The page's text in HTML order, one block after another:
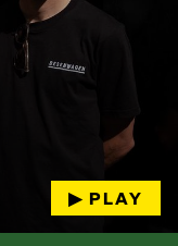
▶︎ PLAY